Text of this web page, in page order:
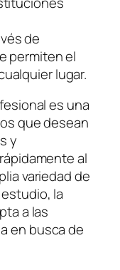
de
permiten el
lugar.
es una
que desean
y
al
variedad de
la
a las
en busca de